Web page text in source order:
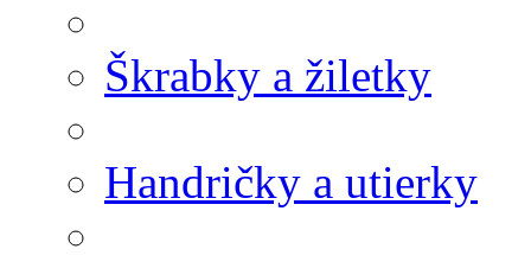
Škrabky a žiletky
Handričky a utierky